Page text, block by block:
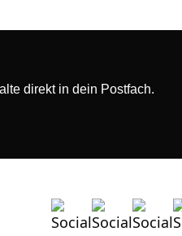
direkt in dein Postfach.